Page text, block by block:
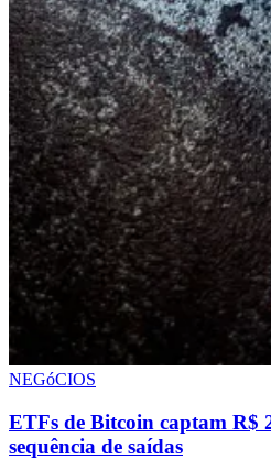
NEGóCIOS
ETFs de Bitcoin captam R$
sequência de saídas